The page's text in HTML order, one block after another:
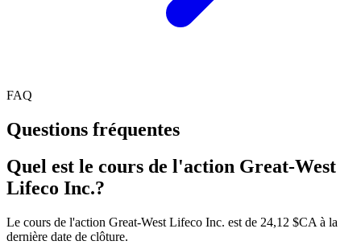
FAQ
Questions fréquentes
Quel est le cours de l'action Great-West
Lifeco Inc.?
Le cours de l'action Great-West Lifeco Inc. est de 24,12 $CA à la
dernière date de clôture.